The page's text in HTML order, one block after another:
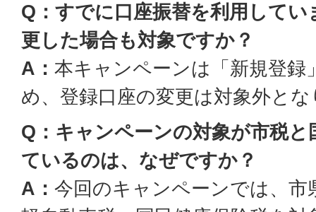
Q：すでに口座振替を利用して
更した場合も対象ですか？
A： 本キャンペーンは「新規登録
め、登録口座の変更は対象外と
Q：キャンペーンの対象が市税
ているのは、なぜですか？
A： 今回のキャンペーンでは、市